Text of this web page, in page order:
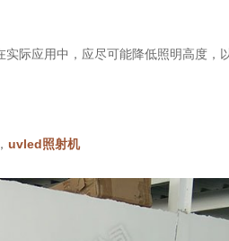
际应用中，应尽可能降低照明高度，
uvled照射机